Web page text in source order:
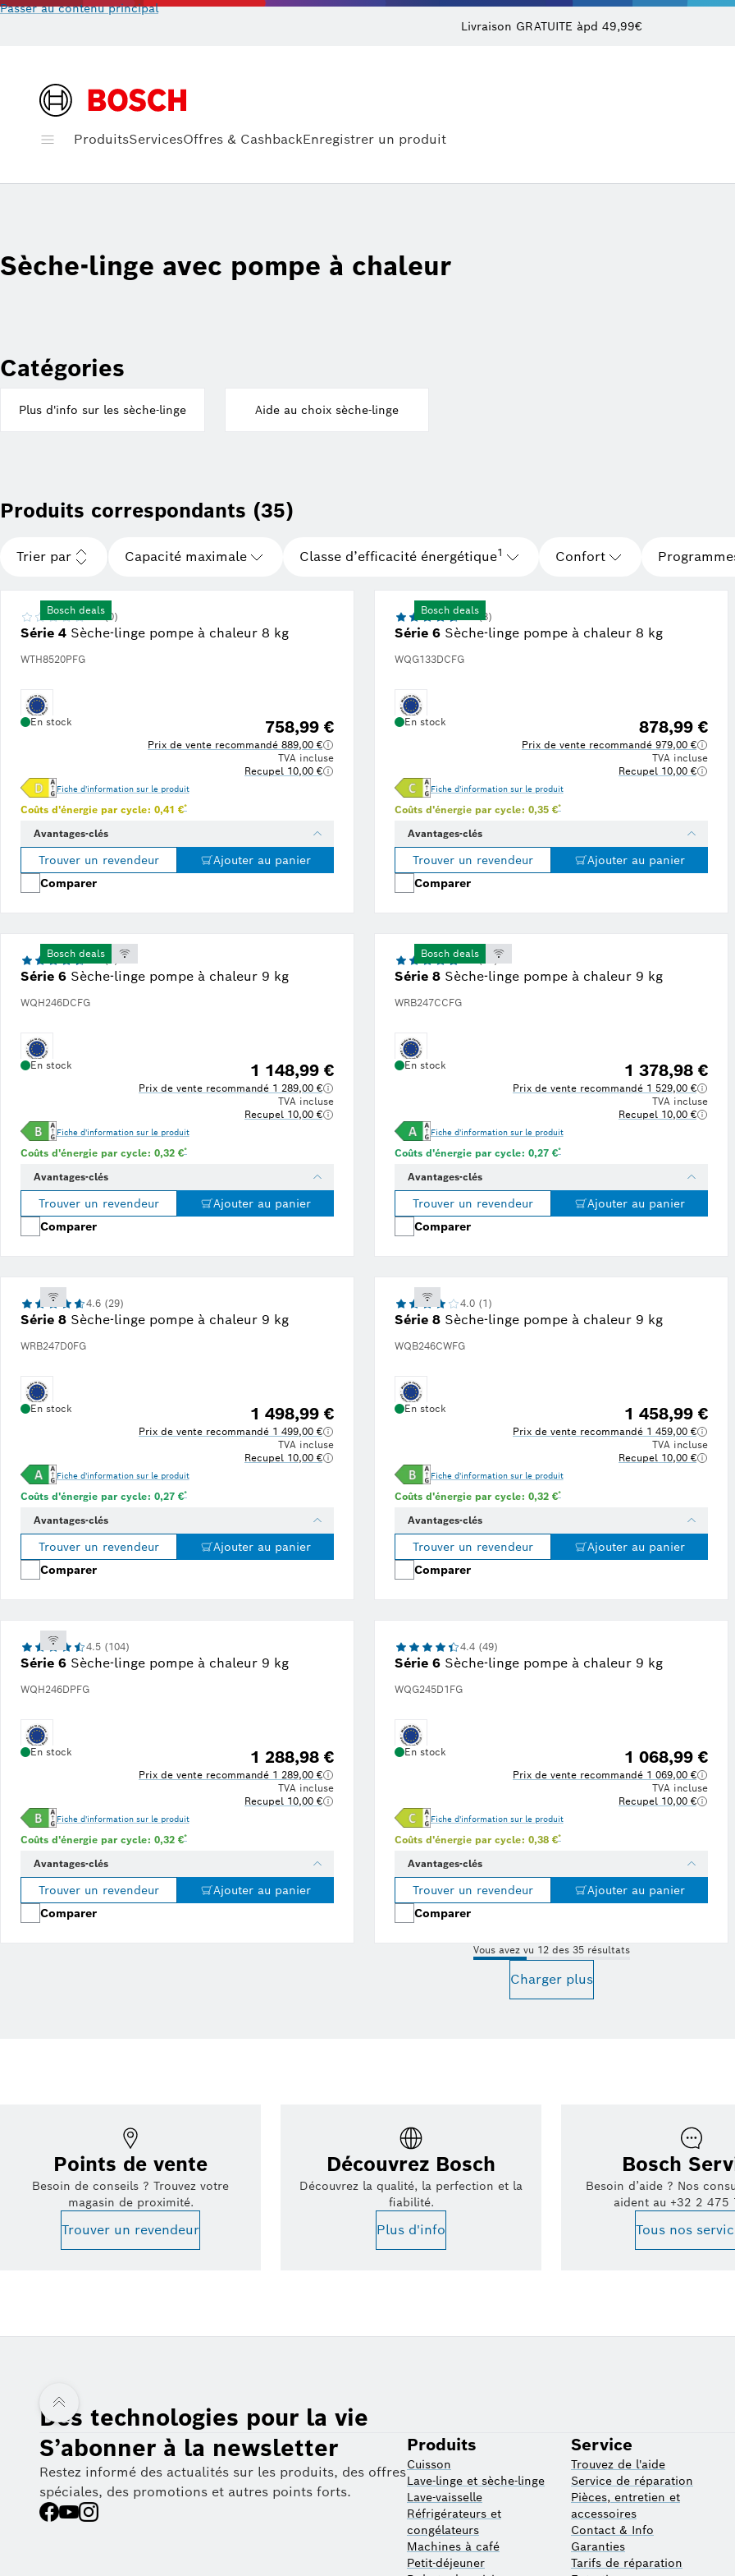
Passer au contenu principal
Livraison GRATUITE àpd 49,99€
ProduitsServicesOffres & CashbackEnregistrer un produit
Sèche-linge avec pompe à chaleur
Catégories
Plus d'info sur les sèche-linge Aide au choix sèche-linge
Produits correspondants (35)
Trier par Capacité maximale Classe d’efficacité énergétique1
Confort
Série 4 Sèche-linge pompe à chaleur 8 kg
WTH8520PFG
0.0 (0)
Bosch deals
En stock 758,99 €
Prix de vente recommandé 889,00 €
TVA incluse
Recupel 10,00 €
Fiche d'information sur le produit
Coûts d'énergie par cycle: 0,41 €Note de bas de page * : Estimation basée sur un prix de l'énergie de 0,34 € par kWh, tiré de la plateforme de recherche indépendante Statista
*
Avantages-clés
Trouver un revendeur
Ajouter au panier
Comparer
Série 6 Sèche-linge pompe à chaleur 8 kg
WQG133DCFG
4.5 (8)
Bosch deals
En stock 878,99 €
Prix de vente recommandé 979,00 €
TVA incluse
Recupel 10,00 €
Fiche d'information sur le produit
Coûts d'énergie par cycle: 0,35 €Note de bas de page * : Estimation basée
*
Avantages-clés
Trouver un revendeur
Ajouter au panier
Comparer
Série 6 Sèche-linge pompe à chaleur 9 kg
WQH246DCFG
4.4 (8)
Bosch deals
En stock 1 148,99 €
Prix de vente recommandé 1 289,00 €
TVA incluse
Recupel 10,00 €
Fiche d'information sur le produit
Coûts d'énergie par cycle: 0,32 €Note de bas de page * : Estimation basée sur un prix de l'énergie de 0,34 € par kWh, tiré de la plateforme de recherche indépendante Statista
*
Avantages-clés
Trouver un revendeur
Ajouter au panier
Comparer
Série 8 Sèche-linge pompe à chaleur 9 kg
WRB247CCFG
4.7 (11)
Bosch deals
En stock 1 378,98 €
Prix de vente recommandé 1 529,00 €
TVA incluse
Recupel 10,00 €
Fiche d'information sur le produit
Coûts d'énergie par cycle: 0,27 €Note de bas de page * : Estimation basée
*
Avantages-clés
Trouver un revendeur
Ajouter au panier
Comparer
Série 8 Sèche-linge pompe à chaleur 9 kg
WRB247D0FG
4.6 (29)
En stock 1 498,99 €
Prix de vente recommandé 1 499,00 €
TVA incluse
Recupel 10,00 €
Fiche d'information sur le produit
Coûts d'énergie par cycle: 0,27 €Note de bas de page * : Estimation basée sur un prix de l'énergie de 0,34 € par kWh, tiré de la plateforme de recherche indépendante Statista
*
Avantages-clés
Trouver un revendeur
Ajouter au panier
Comparer
Série 8 Sèche-linge pompe à chaleur 9 kg
WQB246CWFG
4.0 (1)
En stock 1 458,99 €
Prix de vente recommandé 1 459,00 €
TVA incluse
Recupel 10,00 €
Fiche d'information sur le produit
Coûts d'énergie par cycle: 0,32 €Note de bas de page * : Estimation basée
*
Avantages-clés
Trouver un revendeur
Ajouter au panier
Comparer
Série 6 Sèche-linge pompe à chaleur 9 kg
WQH246DPFG
4.5 (104)
En stock 1 288,98 €
Prix de vente recommandé 1 289,00 €
TVA incluse
Recupel 10,00 €
Fiche d'information sur le produit
Coûts d'énergie par cycle: 0,32 €Note de bas de page * : Estimation basée sur un prix de l'énergie de 0,34 € par kWh, tiré de la plateforme de recherche indépendante Statista
*
Avantages-clés
Trouver un revendeur
Ajouter au panier
Comparer
Série 6 Sèche-linge pompe à chaleur 9 kg
WQG245D1FG
4.4 (49)
En stock 1 068,99 €
Prix de vente recommandé 1 069,00 €
TVA incluse
Recupel 10,00 €
Fiche d'information sur le produit
Coûts d'énergie par cycle: 0,38 €Note de bas de page * : Estimation basée
*
Avantages-clés
Trouver un revendeur
Ajouter au panier
Comparer
Vous avez vu 12 des 35 résultats
Charger plus
Points de vente
Besoin de conseils ? Trouvez votre
magasin de proximité.
Trouver un revendeur
Découvrez Bosch
Découvrez la qualité, la perfection et la
fiabilité.
Plus d'info
Bosch
Besoin d’aide ? Nos
aident au +32 2 475
Tous nos
Des technologies pour la vie
S’abonner à la newsletter
Restez informé des actualités sur les produits, des offres
spéciales, des promotions et autres points forts.
Produits
Cuisson
Lave-linge et sèche-linge
Lave-vaisselle
Réfrigérateurs et
congélateurs
Machines à café
Petit-déjeuner
Service
Trouvez de l'aide
Service de réparation
Pièces, entretien et
accessoires
Contact & Info
Garanties
Tarifs de réparation